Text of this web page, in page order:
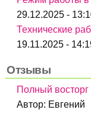
29.12.2025 -
Технические
19.11.2025 -
Отзывы
Полный восторг
Автор: Евгений